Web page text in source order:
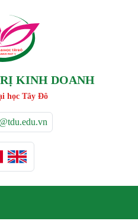
HỌC TÂY ĐÔ
Y
KINH DOANH
học Tây Đô